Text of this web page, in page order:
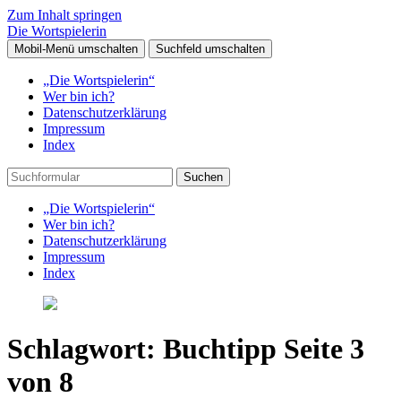
Zum Inhalt springen
Die Wortspielerin
Mobil-Menü umschalten Suchfeld umschalten
„Die Wortspielerin“
Wer bin ich?
Datenschutzerklärung
Impressum
Index
Suchen
„Die Wortspielerin“
Wer bin ich?
Datenschutzerklärung
Impressum
Index
Schlagwort: Buchtipp Seite 3
von 8